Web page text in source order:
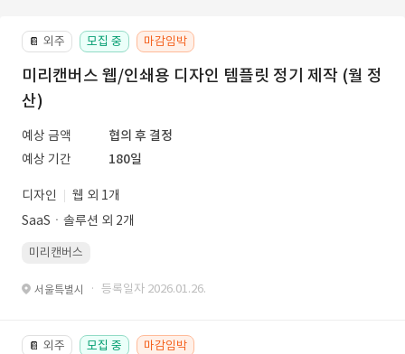
📔 외주 모집 중 마감임박
미리캔버스 웹/인쇄용 디자인 템플릿 정기 제작 (월 정
산)
예상 금액
협의 후 결정
예상 기간
180일
디자인
웹 외 1개
SaaSㆍ솔루션 외 2개
미리캔버스
서울특별시 · 등록일자 2026.01.26.
📔 외주 모집 중 마감임박